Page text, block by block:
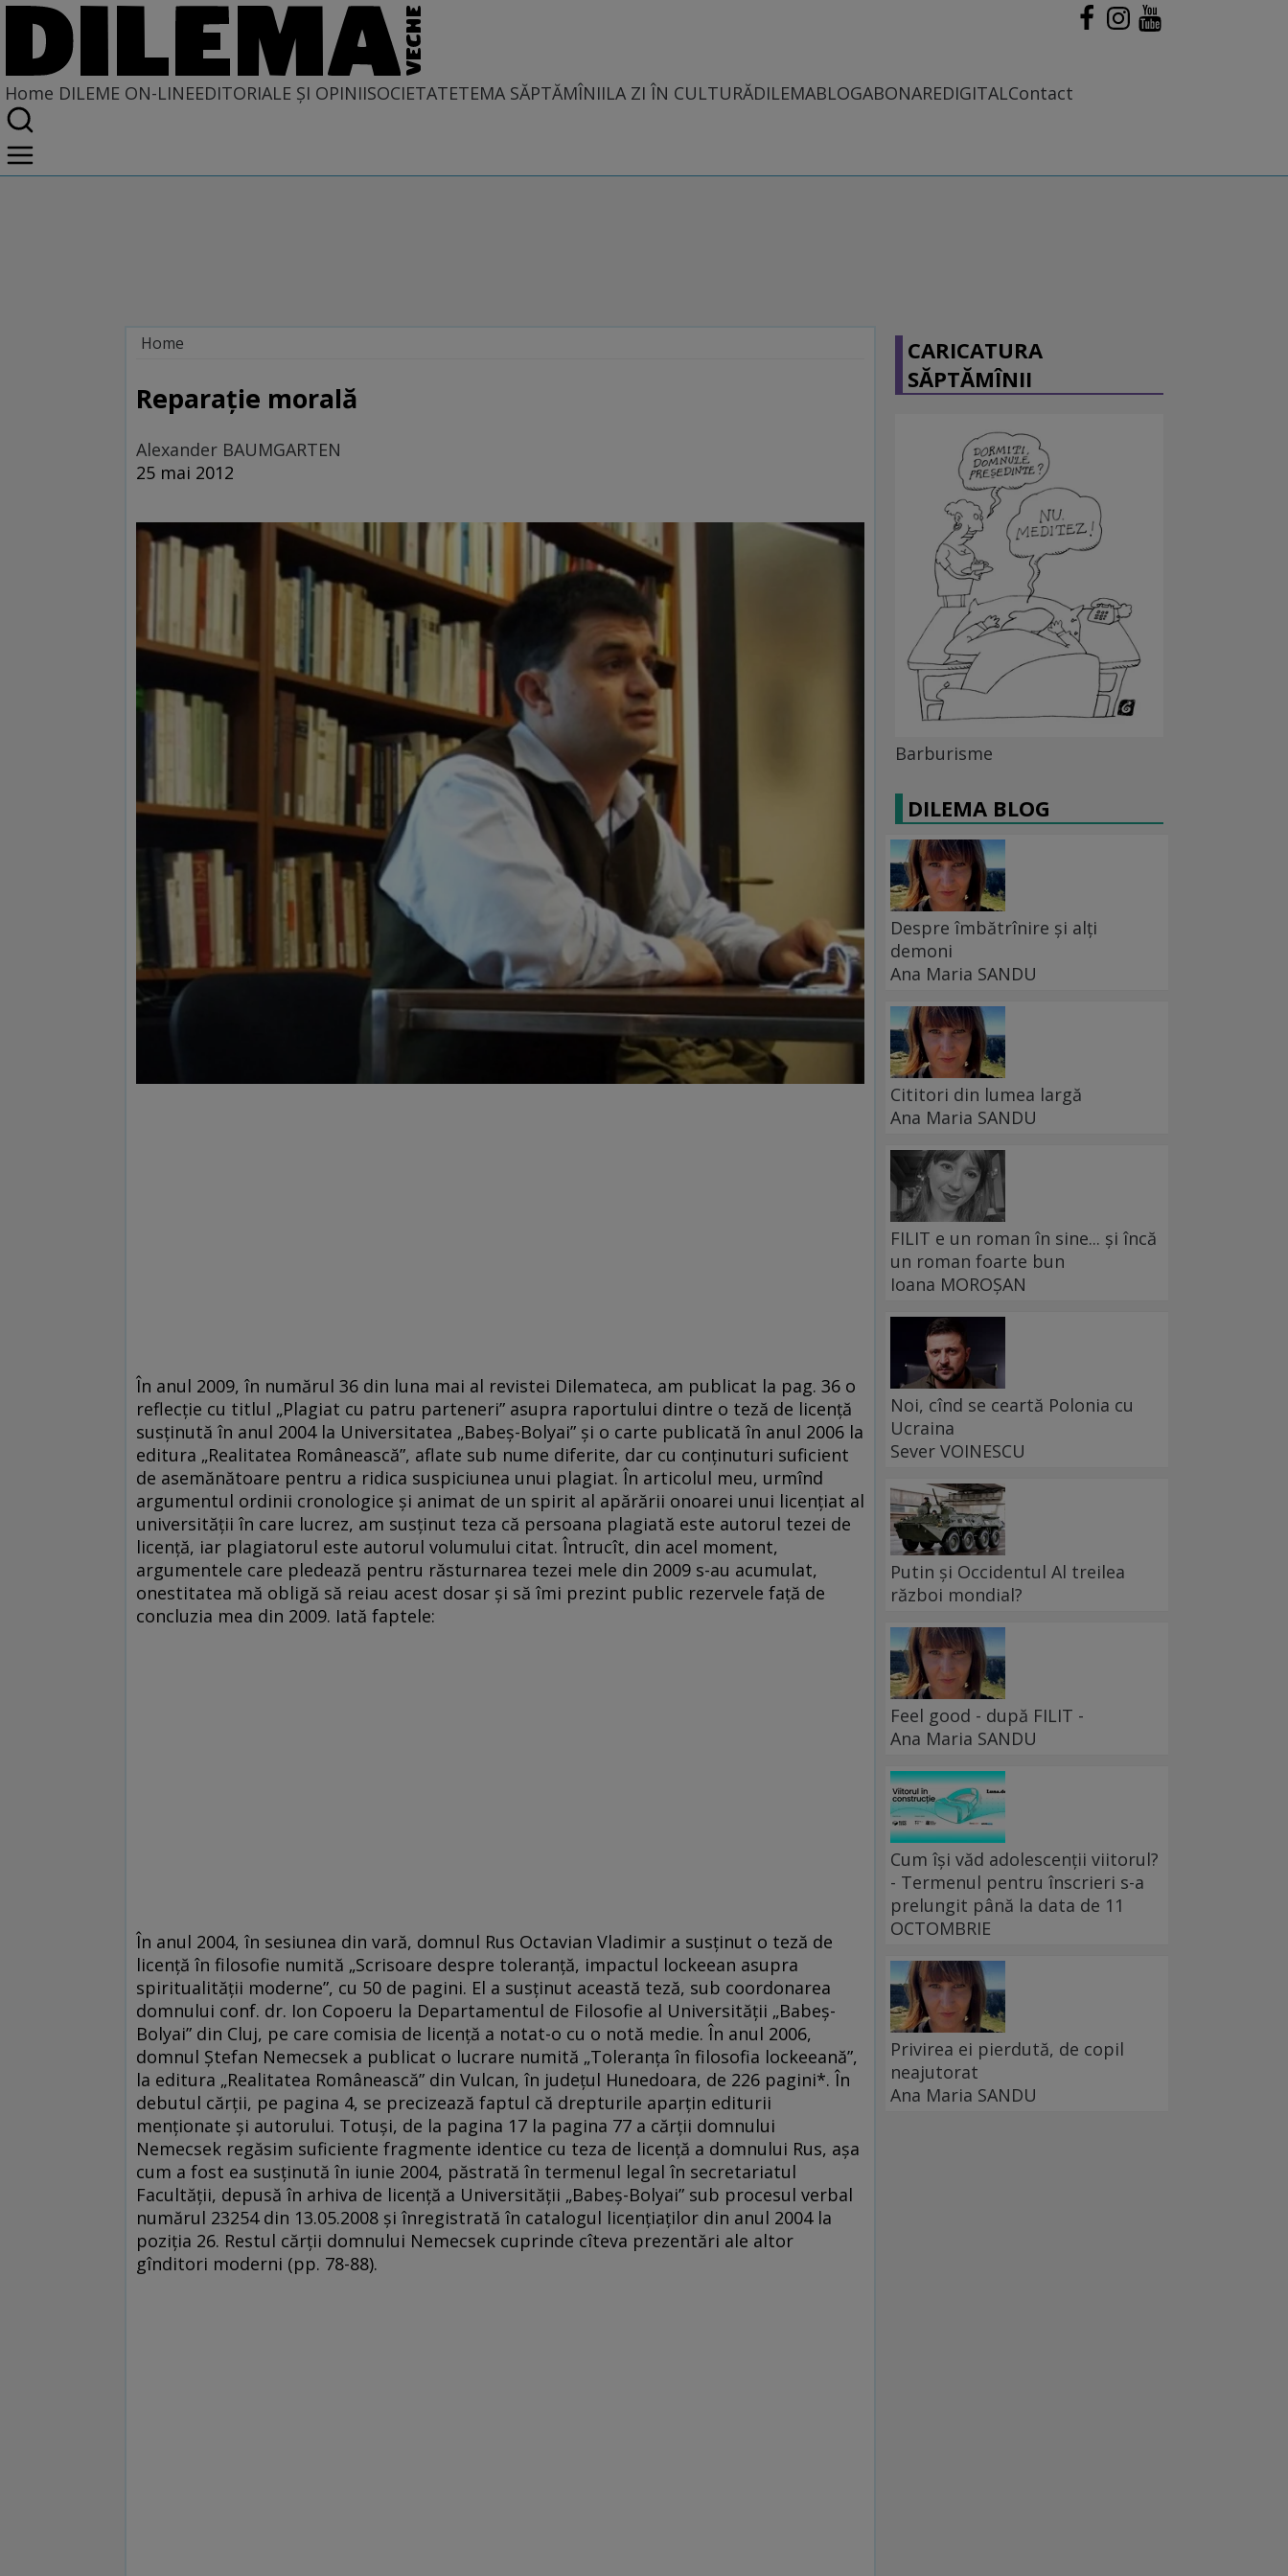
Home DILEME ON-LINEEDITORIALE ȘI OPINIISOCIETATETEMA SĂPTĂMÎNIILA ZI ÎN CULTURĂDILEMABLOGABONAREDIGITALContact
Home
Reparaţie morală
Alexander BAUMGARTEN
25 mai 2012
În anul 2009, în numărul 36 din luna mai al revistei Dilemateca, am publicat la pag. 36 o
reflecţie cu titlul „Plagiat cu patru parteneri” asupra raportului dintre o teză de licenţă
susţinută în anul 2004 la Universitatea „Babeş-Bolyai” şi o carte publicată în anul 2006 la
editura „Realitatea Românească”, aflate sub nume diferite, dar cu conţinuturi suficient
de asemănătoare pentru a ridica suspiciunea unui plagiat. În articolul meu, urmînd
argumentul ordinii cronologice şi animat de un spirit al apărării onoarei unui licenţiat al
universităţii în care lucrez, am susţinut teza că persoana plagiată este autorul tezei de
licenţă, iar plagiatorul este autorul volumului citat. Întrucît, din acel moment,
argumentele care pledează pentru răsturnarea tezei mele din 2009 s-au acumulat,
onestitatea mă obligă să reiau acest dosar şi să îmi prezint public rezervele faţă de
concluzia mea din 2009. Iată faptele:
În anul 2004, în sesiunea din vară, domnul Rus Octavian Vladimir a susţinut o teză de
licenţă în filosofie numită „Scrisoare despre toleranţă, impactul lockeean asupra
spiritualităţii moderne”, cu 50 de pagini. El a susţinut această teză, sub coordonarea
domnului conf. dr. Ion Copoeru la Departamentul de Filosofie al Universităţii „Babeş-
Bolyai” din Cluj, pe care comisia de licenţă a notat-o cu o notă medie. În anul 2006,
domnul Ştefan Nemecsek a publicat o lucrare numită „Toleranţa în filosofia lockeeană”,
la editura „Realitatea Românească” din Vulcan, în judeţul Hunedoara, de 226 pagini*. În
debutul cărţii, pe pagina 4, se precizează faptul că drepturile aparţin editurii
menţionate şi autorului. Totuşi, de la pagina 17 la pagina 77 a cărţii domnului
Nemecsek regăsim suficiente fragmente identice cu teza de licenţă a domnului Rus, aşa
cum a fost ea susţinută în iunie 2004, păstrată în termenul legal în secretariatul
Facultăţii, depusă în arhiva de licenţă a Universităţii „Babeş-Bolyai” sub procesul verbal
numărul 23254 din 13.05.2008 şi înregistrată în catalogul licenţiaţilor din anul 2004 la
poziţia 26. Restul cărţii domnului Nemecsek cuprinde cîteva prezentări ale altor
gînditori moderni (pp. 78-88).
CARICATURA
SĂPTĂMÎNII
Barburisme
DILEMA BLOG
Despre îmbătrînire și alți
demoni
Ana Maria SANDU
Cititori din lumea largă
Ana Maria SANDU
FILIT e un roman în sine... și încă
un roman foarte bun
Ioana MOROȘAN
Noi, cînd se ceartă Polonia cu
Ucraina
Sever VOINESCU
Putin și Occidentul Al treilea
război mondial?
Feel good - după FILIT -
Ana Maria SANDU
Cum își văd adolescenții viitorul?
- Termenul pentru înscrieri s-a
prelungit până la data de 11
OCTOMBRIE
Privirea ei pierdută, de copil
neajutorat
Ana Maria SANDU